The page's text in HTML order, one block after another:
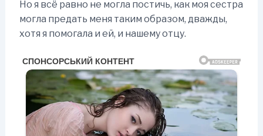
Но я всё равно не могла постичь, как моя сестра
могла предать меня таким образом, дважды,
хотя я помогала и ей, и нашему отцу.